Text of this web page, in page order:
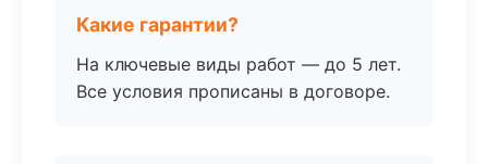
Какие гарантии?
На ключевые виды работ — до 5 лет.
Все условия прописаны в договоре.